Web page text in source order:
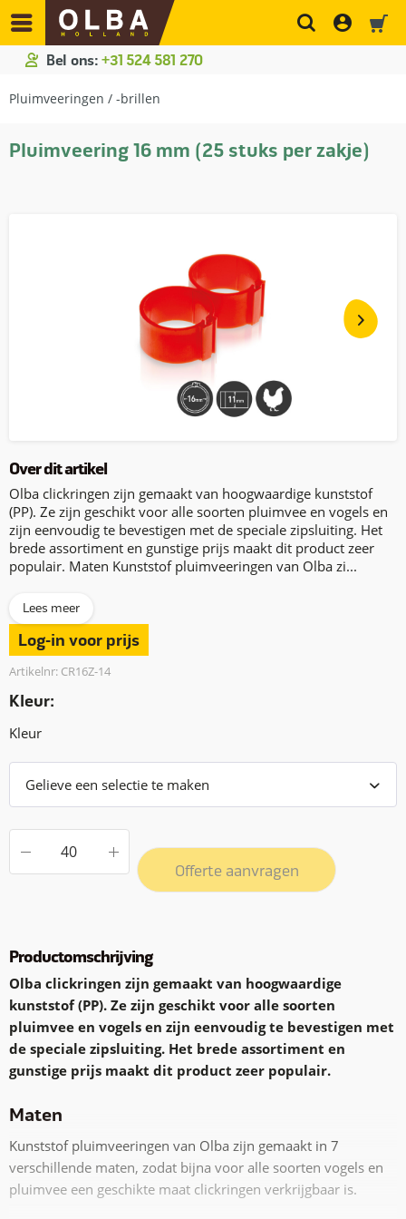
Bel ons: +31 524 581 270
Pluimveeringen / -brillen
Pluimveering 16 mm (25 stuks per zakje)
Over dit artikel
Olba clickringen zijn gemaakt van hoogwaardige kunststof
(PP). Ze zijn geschikt voor alle soorten pluimvee en vogels en
zijn eenvoudig te bevestigen met de speciale zipsluiting. Het
brede assortiment en gunstige prijs maakt dit product zeer
populair. Maten Kunststof pluimveeringen van Olba zi...
Lees meer
Log-in voor prijs
Artikelnr: CR16Z-14
Kleur:
Kleur
Offerte aanvragen
Productomschrijving
Olba clickringen zijn gemaakt van hoogwaardige
kunststof (PP). Ze zijn geschikt voor alle soorten
pluimvee en vogels en zijn eenvoudig te bevestigen met
de speciale zipsluiting. Het brede assortiment en
gunstige prijs maakt dit product zeer populair.
Maten
Kunststof pluimveeringen van Olba zijn gemaakt in 7
verschillende maten, zodat bijna voor alle soorten vogels en
pluimvee een geschikte maat clickringen verkrijgbaar is.